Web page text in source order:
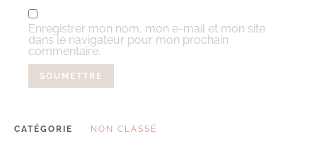
Enregistrer mon nom, mon e-mail et mon site
dans le navigateur pour mon prochain
commentaire.
CATÉGORIE NON CLASSÉ